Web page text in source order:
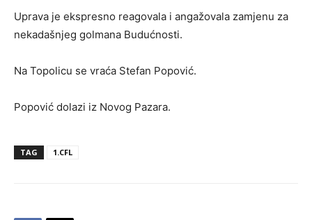
Uprava je ekspresno reagovala i angažovala zamjenu za
nekadašnjeg golmana Budućnosti.
Na Topolicu se vraća Stefan Popović.
Popović dolazi iz Novog Pazara.
TAG 1.CFL